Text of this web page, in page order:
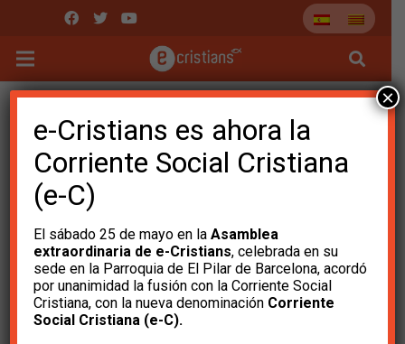
Videos de e-Cristians
e-Cristians es ahora la
Corriente Social Cristiana
(e-C)
El sábado 25 de mayo en laAsamblea
extraordinaria de e-Cristians, celebrada en su
sede en la Parroquia de El Pilar de Barcelona, ​​acordó
por unanimidad la fusión con la Corriente Social
Cristiana, con la nueva denominación Corriente
Social Cristiana (e-C).
×